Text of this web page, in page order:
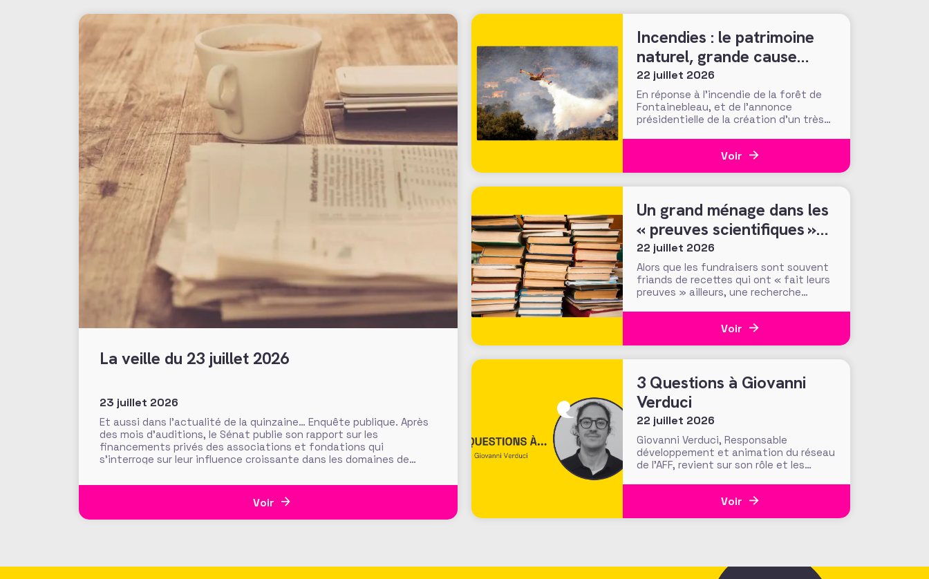
La veille du 23 juillet 2026
23 juillet 2026
Et aussi dans l’actualité de la quinzaine… Enquête publique. Après
des mois d’auditions, le Sénat publie son rapport sur les
financements privés des associations et fondations qui
s’interroge sur leur influence croissante dans les domaines de
abritées, prévention des conflits d’intérêt et définition
Voir
Incendies : le patrimoine
naturel, grande cause
nationale ?
22 juillet 2026
En réponse à l’incendie de la forêt de
Fontainebleau, et de l’annonce
présidentielle de la création d’un très
mobilisés en moins d’une semaine par la
Voir
Un grand ménage dans les
« preuves scientifiques »
d’efficacité des méthodes
et tactiques de collecte…
22 juillet 2026
Alors que les fundraisers sont souvent
friands de recettes qui ont « fait leurs
preuves » ailleurs, une recherche
pose une question cruciale : la
Voir
3 Questions à Giovanni
Verduci
22 juillet 2026
Giovanni Verduci, Responsable
développement et animation du réseau
de l’AFF, revient sur son rôle et les
et active. L’AFF c’est une équipe, mais
Voir